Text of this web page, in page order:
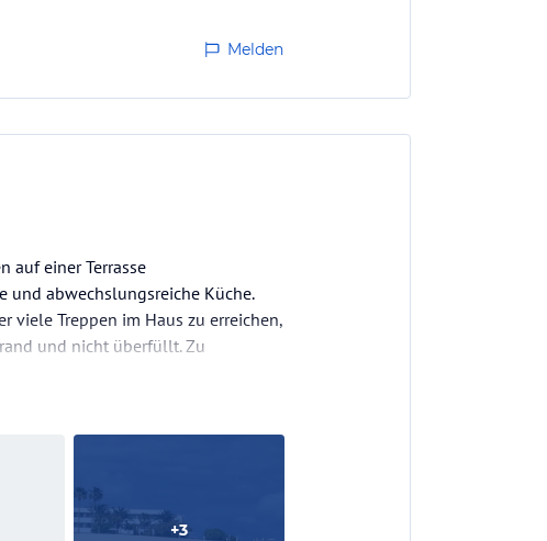
Melden
auf einer Terrasse
und abwechslungsreiche Küche.
viele Treppen im Haus zu erreichen,
und nicht überfüllt. Zu
+3